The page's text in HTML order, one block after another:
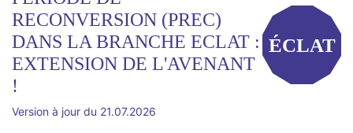
RECONVERSION (PREC)
DANS LA BRANCHE ECLAT :
EXTENSION DE L'AVENANT
!
ÉCLAT
Version à jour du 21.07.2026